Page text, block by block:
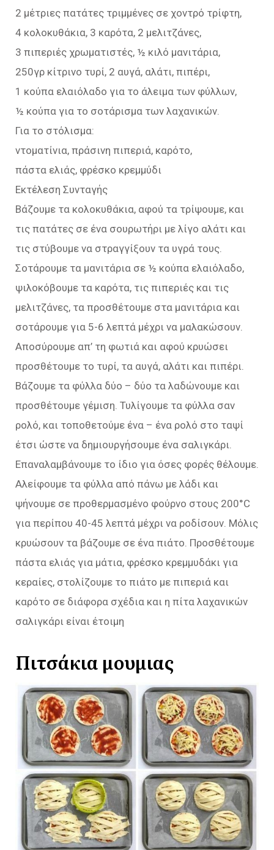
2 μέτριες πατάτες τριμμένες σε χοντρό τρίφτη,
4 κολοκυθάκια, 3 καρότα, 2 μελιτζάνες,
3 πιπεριές χρωματιστές, ½ κιλό μανιτάρια,
250γρ κίτρινο τυρί, 2 αυγά, αλάτι, πιπέρι,
1 κούπα ελαιόλαδο για το άλειμα των φύλλων,
½ κούπα για το σοτάρισμα των λαχανικών.
Για το στόλισμα:
ντοματίνια, πράσινη πιπεριά, καρότο,
πάστα ελιάς, φρέσκο κρεμμύδι
Εκτέλεση Συνταγής
Βάζουμε τα κολοκυθάκια, αφού τα τρίψουμε, και
τις πατάτες σε ένα σουρωτήρι με λίγο αλάτι και
τις στύβουμε να στραγγίξουν τα υγρά τους.
Σοτάρουμε τα μανιτάρια σε ½ κούπα ελαιόλαδο,
ψιλοκόβουμε τα καρότα, τις πιπεριές και τις
μελιτζάνες, τα προσθέτουμε στα μανιτάρια και
σοτάρουμε για 5-6 λεπτά μέχρι να μαλακώσουν.
Αποσύρουμε απ’ τη φωτιά και αφού κρυώσει
προσθέτουμε τo τυρί, τα αυγά, αλάτι και πιπέρι.
Βάζουμε τα φύλλα δύο – δύο τα λαδώνουμε και
προσθέτουμε γέμιση. Τυλίγουμε τα φύλλα σαν
ρολό, και τοποθετούμε ένα – ένα ρολό στο ταψί
έτσι ώστε να δημιουργήσουμε ένα σαλιγκάρι.
Επαναλαμβάνουμε το ίδιο για όσες φορές θέλουμε.
Αλείφουμε τα φύλλα από πάνω με λάδι και
ψήνουμε σε προθερμασμένο φούρνο στους 200°C
για περίπου 40-45 λεπτά μέχρι να ροδίσουν. Μόλις
κρυώσουν τα βάζουμε σε ένα πιάτο. Προσθέτουμε
πάστα ελιάς για μάτια, φρέσκο κρεμμυδάκι για
κεραίες, στολίζουμε το πιάτο με πιπεριά και
καρότο σε διάφορα σχέδια και η πίτα λαχανικών
σαλιγκάρι είναι έτοιμη
Πιτσάκια μουμιας